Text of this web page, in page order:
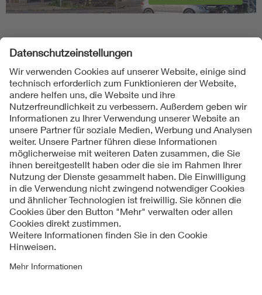
Folgen Sie uns
Kontakte
Service
Impressum
Datenschutzinformationen
Cookie Hinweise